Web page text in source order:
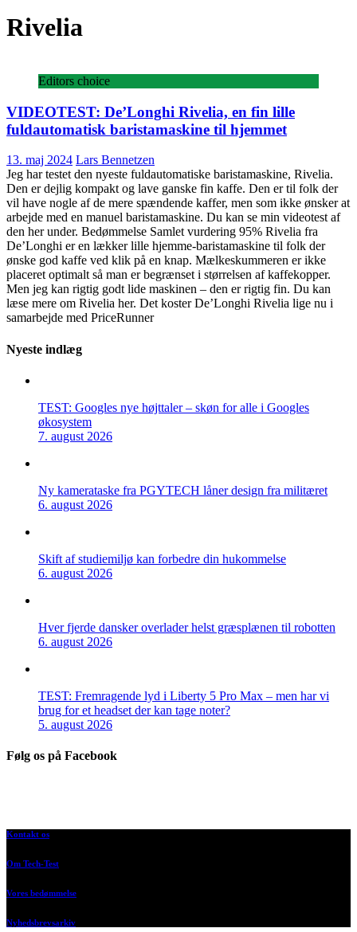
Rivelia
Editors choice
VIDEOTEST: De’Longhi Rivelia, en fin lille
fuldautomatisk baristamaskine til hjemmet
13. maj 2024 Lars Bennetzen
Jeg har testet den nyeste fuldautomatiske baristamaskine, Rivelia.
Den er dejlig kompakt og lave ganske fin kaffe. Den er til folk der
vil have nogle af de mere spændende kaffer, men som ikke ønsker at
arbejde med en manuel baristamaskine. Du kan se min videotest af
den her under. Bedømmelse Samlet vurdering 95% Rivelia fra
De’Longhi er en lækker lille hjemme-baristamaskine til folk der
ønske god kaffe ved klik på en knap. Mælkeskummeren er ikke
placeret optimalt så man er begrænset i størrelsen af kaffekopper.
Men jeg kan rigtig godt lide maskinen – den er rigtig fin. Du kan
læse mere om Rivelia her. Det koster De’Longhi Rivelia lige nu i
samarbejde med PriceRunner
Nyeste indlæg
TEST: Googles nye højttaler – skøn for alle i Googles
økosystem
7. august 2026
Ny kamerataske fra PGYTECH låner design fra militæret
6. august 2026
Skift af studiemiljø kan forbedre din hukommelse
6. august 2026
Hver fjerde dansker overlader helst græsplænen til robotten
6. august 2026
TEST: Fremragende lyd i Liberty 5 Pro Max – men har vi
brug for et headset der kan tage noter?
5. august 2026
Følg os på Facebook
Kontakt os
Om Tech-Test
Vores bedømmelse
Nyhedsbrevsarkiv